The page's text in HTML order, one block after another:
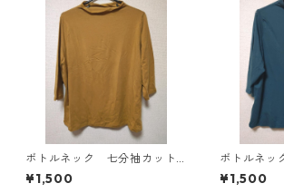
ボトルネック 七分袖カット
ソー ４Ｌ マスタード KA
E-4816
¥1,500
ボトルネ
ソー ４Ｌ
ン KAE-
¥1,500